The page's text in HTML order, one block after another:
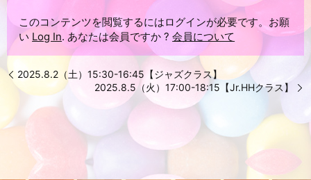
このコンテンツを閲覧するにはログインが必要です。お願
い Log In. あなたは会員ですか ?会員について
2025.8.2（土）15:30-16:45【ジャズクラス】
2025.8.5（火）17:00-18:15【Jr.HHクラス】